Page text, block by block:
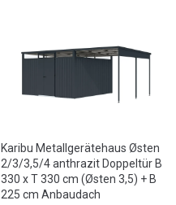
Karibu Metallgerätehaus Østen
2/3/3,5/4 anthrazit Doppeltür B
330 x T 330 cm (Østen 3,5) + B
225 cm Anbaudach